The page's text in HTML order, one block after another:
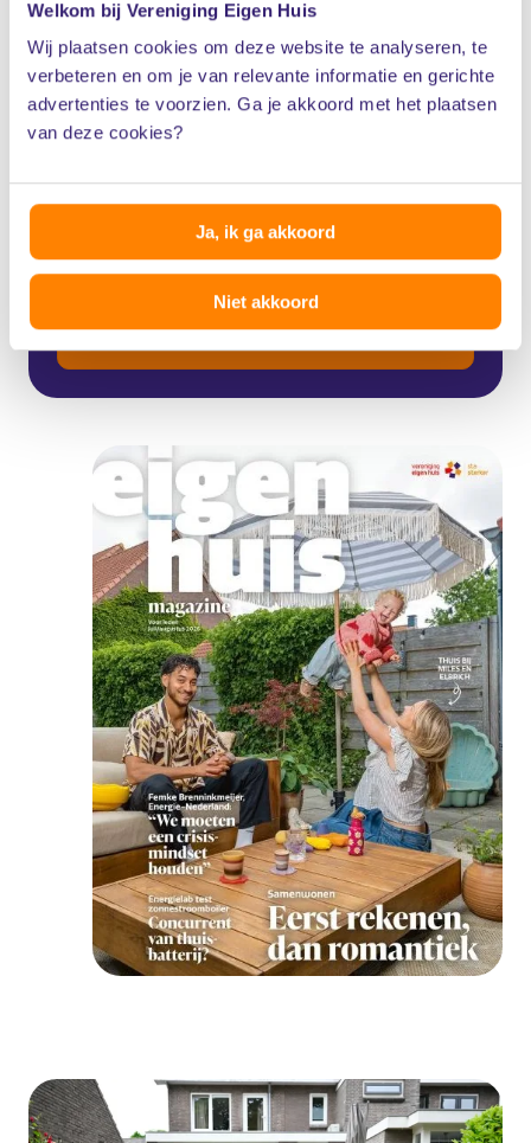
Welkom bij Vereniging Eigen Huis
Wij plaatsen cookies om deze website te analyseren, te
verbeteren en om je van relevante informatie en gerichte
advertenties te voorzien. Ga je akkoord met het plaatsen
van deze cookies?
Ja, ik ga akkoord
Niet akkoord
Eigen Huis Magazine is het ledenmagazine van
Vereniging Eigen Huis. Hierin lees je alles over
verduurzamen van je huis. Speciaal voor leden
tien keer per jaar gratis in de brievenbus.
Bekijk het magazine